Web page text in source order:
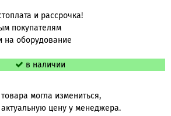
и рассрочка!
покупателям
на оборудование
в наличии
могла измениться,
актуальную цену у менеджера.